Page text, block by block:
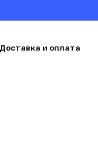
Доставка и оплата